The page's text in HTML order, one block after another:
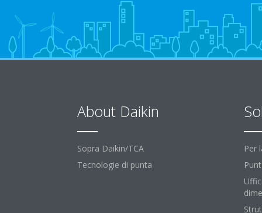
About Daikin
Sopra Daikin/TCA
Tecnologie di punta
Per